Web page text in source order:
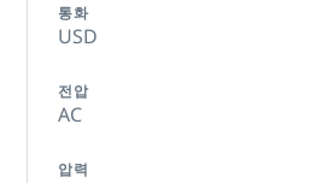
통화
USD
전압
AC
압력